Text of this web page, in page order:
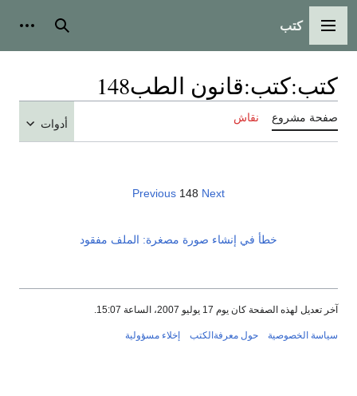
القائمة الرئيسية
كتب بحث
كتب:كتب:قانون الطب148
صفحة مشروع نقاش أدوات
Previous 148 Next
خطأ في إنشاء صورة مصغرة: الملف مفقود
آخر تعديل لهذه الصفحة كان يوم 17 يوليو 2007، الساعة 15:07.
سياسة الخصوصية حول معرفةالكتب إخلاء مسؤولية